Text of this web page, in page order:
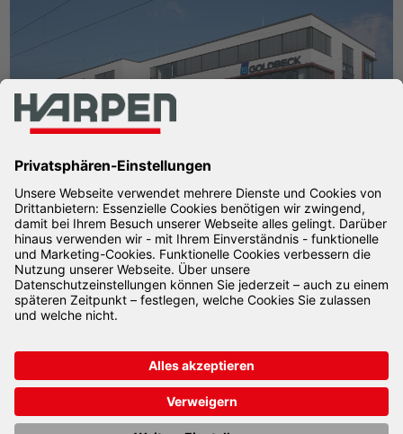
Seite 4 von 6. Vorherige123 4 56Nächste
Unternehmensgruppe
Freie-Vogel-Str. 387a
Impressum